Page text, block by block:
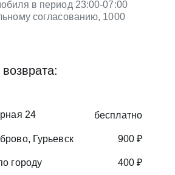
в период 23:00-07:00
согласованию, 1000
бесплатно
24
900 ₽
Гурьевск
400 ₽
городу